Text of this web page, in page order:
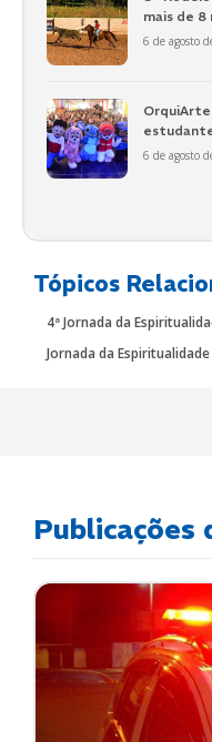
mais de 8
6 de agosto
6 de agosto
Tópicos
4ª Jornada da
Jornada da Espiritualidade
Publicações